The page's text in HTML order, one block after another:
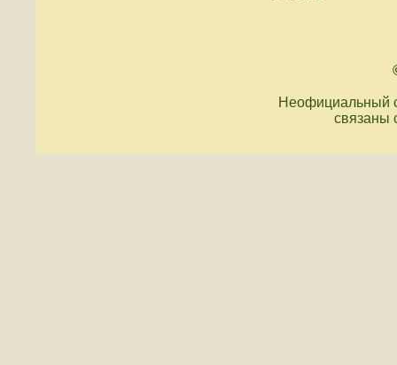
Неофициальный
связаны